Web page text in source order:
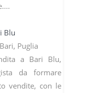
Blu
Puglia
a Bari Blu,
da formare
vendite, con le